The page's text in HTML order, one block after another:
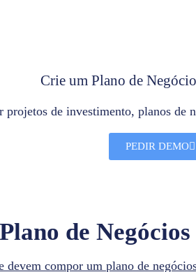
Crie um Plano de
projetos de investimento, planos
PEDIR DEMO
de
devem compor um plano de